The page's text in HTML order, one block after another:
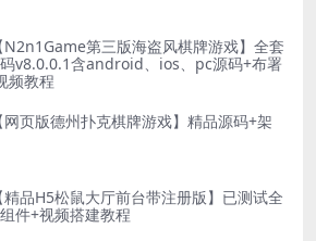
N2n1Game第三版海盗风棋牌游戏】全套
v8.0.0.1含android、ios、pc源码+布署
频教程
网页版德州扑克棋牌游戏】精品源码+架
精品H5松鼠大厅前台带注册版】已测试全
件+视频搭建教程